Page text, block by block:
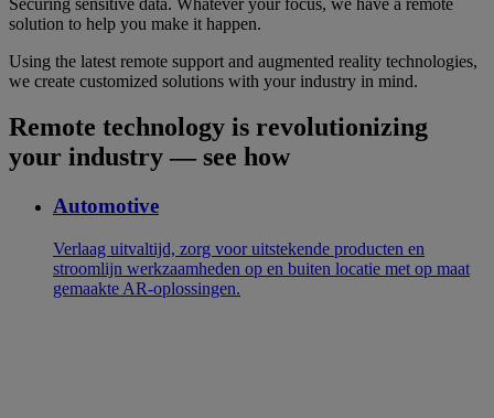
solution to help you make it happen.
Using the latest remote support and augmented reality technologies,
we create customized solutions with your industry in mind.
Remote technology is revolutionizing
your industry — see how
Automotive
Verlaag uitvaltijd, zorg voor uitstekende producten en
stroomlijn werkzaamheden op en buiten locatie met op maat
gemaakte AR-oplossingen.